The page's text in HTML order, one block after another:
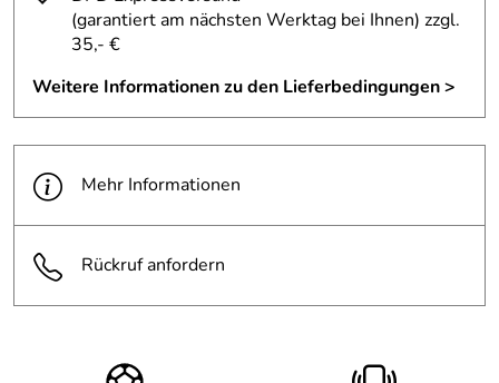
Kamen sehr schnell hier an. Passen perfekt auf meine
Wanderstöcke. Sind angenehm beim Laufen, besser als
ohne.
Kaufdatum: 21.04.2021
Bewertungsdatum: 07.05.2021
Alfred
*****
nur weiterempfehlen. Mit freundlichen Grüßen Alfred
Kaufdatum: 15.09.2014
*****
(garantiert am nächsten Werktag bei Ihnen) zzgl.
35,- €
Weitere Informationen zu den Lieferbedingungen >
Mehr Informationen
Rückruf anfordern